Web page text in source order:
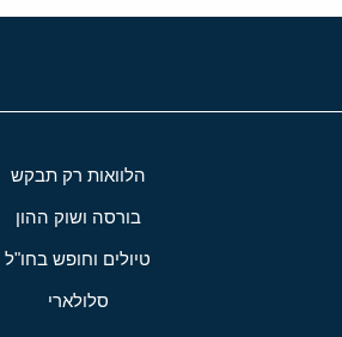
הלוואות רק תבקש
בורסה ושוק ההון
טיולים וחופש בחו"ל
סלולארי